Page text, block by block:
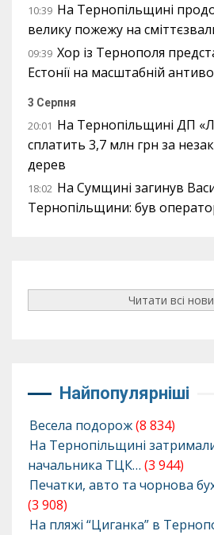
10:39 На Тернопільщині
велику пожежу на
09:39 Хор із Тернополя
Естонії на масштабній
3 Серпня
20:01 На Тернопільщині ДП
сплатить 3,7 млн грн за
дерев
18:02 На Сумщині загинув
Тернопільщини: був
Читати всі
Найпопулярніші
Весела подорож(8 834)
На Тернопільщині
начальника ТЦК… (3 944)
Печатки, авто та чорнова
(3 908)
На пляжі “Циганка” в